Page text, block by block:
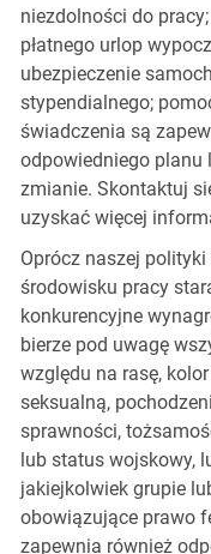
niezdolności do
płatnego urlop
ubezpieczenie
stypendialnego;
świadczenia są
odpowiedniego planu
zmianie. Skontaktuj
uzyskać więcej
Oprócz naszej
środowisku pracy
konkurencyjne
bierze pod uwagę
względu na rasę,
seksualną,
sprawności,
lub status wojskowy,
jakiejkolwiek grupie
obowiązujące prawo
zapewnia również